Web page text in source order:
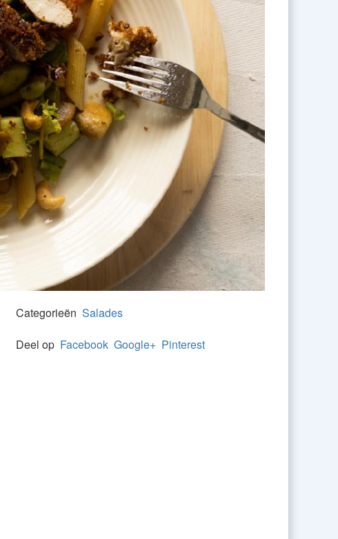
Categorieën Salades
Deel op Facebook Google+ Pinterest